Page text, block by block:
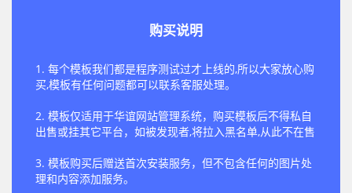
购买说明
1. 每个模板我们都是程序测试过才上线的,所以大家放心购
买,模板有任何问题都可以联系客服处理。
2. 模板仅适用于华谊网站管理系统，购买模板后不得私自
出售或挂其它平台，如被发现者,将拉入黑名单,从此不在售
3. 模板购买后赠送首次安装服务，但不包含任何的图片处
理和内容添加服务。